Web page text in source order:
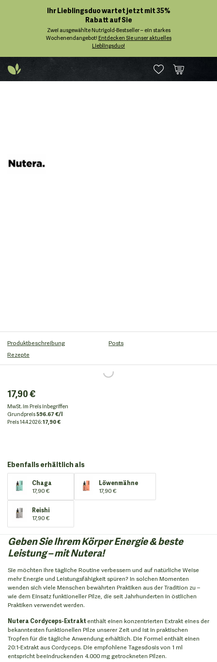
Ihr Lieblingsduo wartet jetzt mit 35%
Rabatt auf Sie
Zwei ausgewählte Nutrigold-Bestseller – ein starkes
Wochenendangebot! Entdecken Sie unser aktuelles
Lieblingsduo!
Produktbeschreibung
Posts
Rezepte
17,90 €
MwSt. im Preis inbegriffen
Grundpreis596.67 €/l
Preis14.4.2026:17,90 €
Ebenfalls erhältlich als
Chaga
17,90 €
Löwenmähne
17,90 €
Reishi
17,90 €
Geben Sie Ihrem Körper Energie & beste
Leistung – mit Nutera!
Sie möchten Ihre tägliche Routine verbessern und auf natürliche Weise
mehr Energie und Leistungsfähigkeit spüren? In solchen Momenten
wenden sich viele Menschen bewährten Praktiken aus der Tradition zu –
wie dem Einsatz funktioneller Pilze, die seit Jahrhunderten in östlichen
Praktiken verwendet werden.
Nutera Cordyceps-Extraktenthält einen konzentrierten Extrakt eines der
bekanntesten funktionellen Pilze unserer Zeit und ist in praktischen
Tropfen für die tägliche Anwendung erhältlich. Die Formel enthält einen
20:1-Extrakt aus Cordyceps. Die empfohlene Tagesdosis von 1 ml
entspricht beeindruckenden 4.000 mg getrockneten Pilzen.